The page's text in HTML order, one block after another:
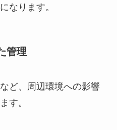
なります。
管理
ど、周辺環境への影響
す。